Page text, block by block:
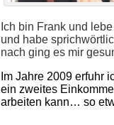
Ich bin Frank und
und habe
nach ging es mir
Im Jahre 2009 erfuhr
ein zweites
arbeiten kann… so